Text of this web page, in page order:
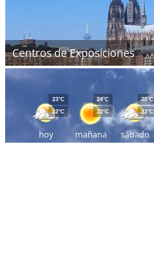
Centros de Exposiciones
hoy
23°C
22°C
mañana
24°C
22°C
sábado
28°C
22°C